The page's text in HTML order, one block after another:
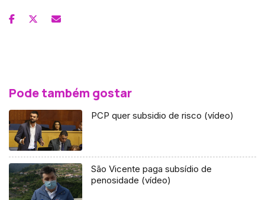
Pode também gostar
PCP quer subsidio de risco (vídeo)
São Vicente paga subsídio de
penosidade (vídeo)